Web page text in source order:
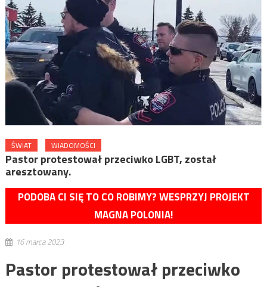
ŚWIAT WIADOMOŚCI
Pastor protestował przeciwko LGBT, został
aresztowany.
PODOBA CI SIĘ TO CO ROBIMY? WESPRZYJ PROJEKT
MAGNA POLONIA!
16 marca 2023
Pastor protestował przeciwko